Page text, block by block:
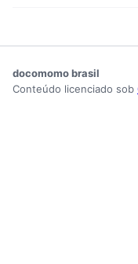
docomomo brasil
Conteúdo licenciado sob